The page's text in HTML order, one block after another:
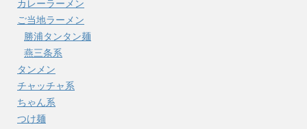
カレーラーメン
ご当地ラーメン
勝浦タンタン麺
燕三条系
タンメン
チャッチャ系
ちゃん系
つけ麺